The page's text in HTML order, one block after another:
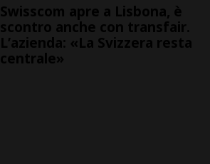
Swisscom apre a Lisbona, è
scontro anche con transfair.
L’azienda: «La Svizzera resta
centrale»